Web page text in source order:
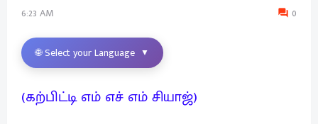
6:23 AM 0
🌐 Select your Language ▼
(கற்பிட்டி எம் எச் எம் சியாஜ்)